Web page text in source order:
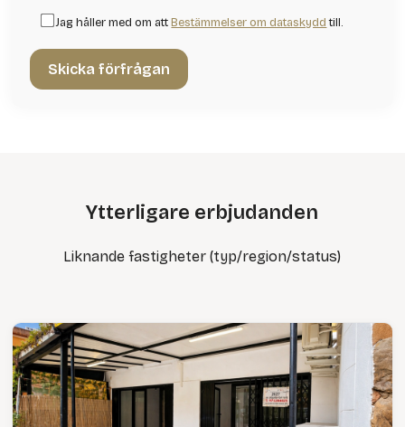
Jag håller med om attBestämmelser om dataskyddtill.
Ytterligare erbjudanden
Liknande fastigheter (typ/region/status)